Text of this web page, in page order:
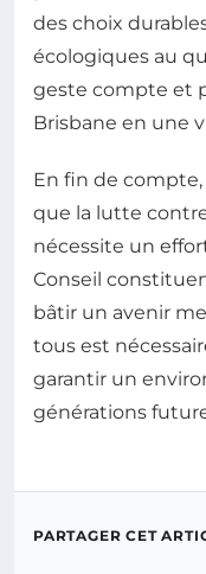
des choix
écologiques au
geste compte et
Brisbane en une
En fin de
que la lutte
nécessite un
Conseil
bâtir un avenir
tous est
garantir un
générations
PARTAGER CET